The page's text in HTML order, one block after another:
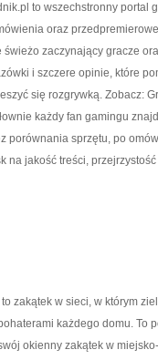
to wszechstronny portal
oraz
świeżo zaczynający gracze
i szczere opinie, które
się rozgrywką. Zobacz:
każdy fan gamingu
porównania sprzętu, po
na jakość treści,
zakątek w sieci, w którym
każdego domu. To
okienny zakątek w